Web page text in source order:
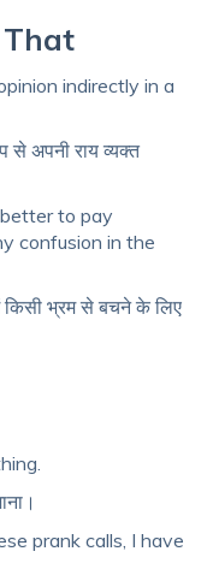
That
indirectly in a
से अपनी राय व्यक्त
to pay
confusion in the
भ्रम से बचने के लिए
prank calls, I have